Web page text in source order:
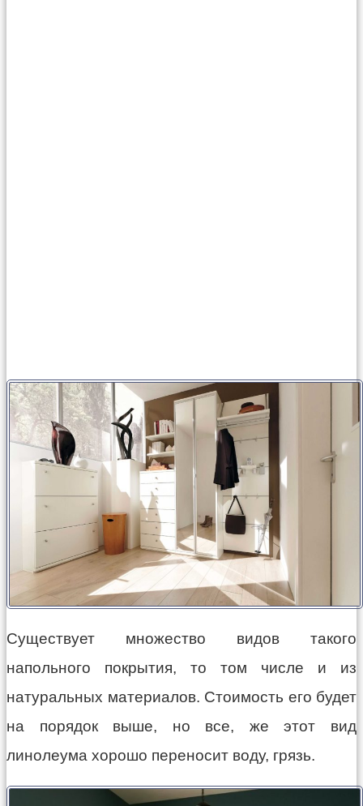
Существует множество видов такого
напольного покрытия, то том числе и из
натуральных материалов. Стоимость его будет
на порядок выше, но все, же этот вид
линолеума хорошо переносит воду, грязь.